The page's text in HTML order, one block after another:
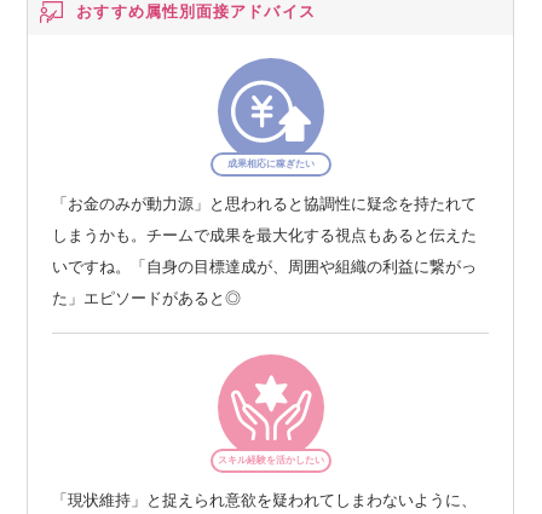
おすすめ属性別面接アドバイス
成果相応に稼ぎたい
「お金のみが動力源」と思われると協調性に疑念を持たれて
しまうかも。チームで成果を最大化する視点もあると伝えた
いですね。「自身の目標達成が、周囲や組織の利益に繋がっ
た」エピソードがあると◎
スキル経験を活かしたい
「現状維持」と捉えられ意欲を疑われてしまわないように、